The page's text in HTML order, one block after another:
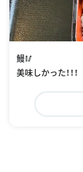
鰻🥢
美味しかった！！！